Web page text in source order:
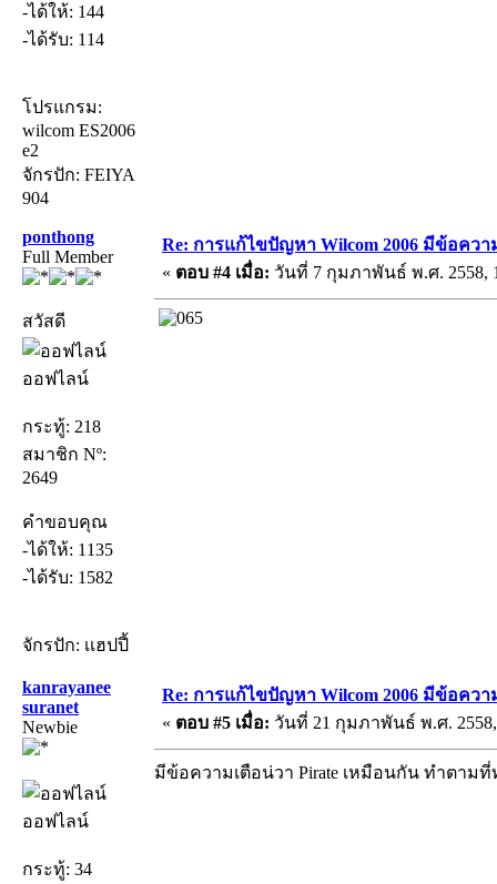
-ได้ให้: 144
-ได้รับ: 114
โปรแกรม:
wilcom ES2006
e2
จักรปัก: FEIYA
904
ponthong
Full Member
สวัสดี
ออฟไลน์
กระทู้: 218
สมาชิก Nº:
2649
คำขอบคุณ
-ได้ให้: 1135
-ได้รับ: 1582
จักรปัก: เเฮปปี้
Re: การแก้ไขปัญหา Wilcom 2006 มีข้อควา
« ตอบ #4 เมื่อ: วันที่ 7 กุมภาพันธ์ พ.ศ. 2558,
kanrayanee
suranet
Newbie
ออฟไลน์
กระทู้: 34
Re: การแก้ไขปัญหา Wilcom 2006 มีข้อควา
« ตอบ #5 เมื่อ: วันที่ 21 กุมภาพันธ์ พ.ศ. 2558,
มีข้อความเตือน่วา Pirate เหมือนกัน ทำตา